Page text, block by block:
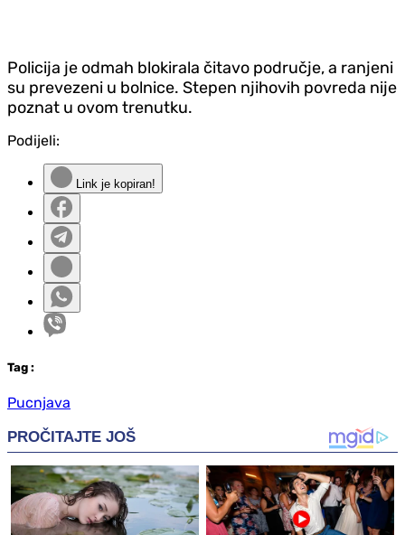
Policija je odmah blokirala čitavo područje, a ranjeni
su prevezeni u bolnice. Stepen njihovih povreda nije
poznat u ovom trenutku.
Podijeli:
Link je kopiran!
Tag :
Pucnjava